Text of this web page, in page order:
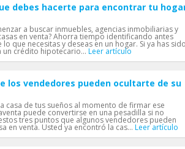
debes hacerte para encontrar tu
a buscar inmuebles, agencias inmobiliarias y
en venta? Ahorra tiempo identificando antes
lo que necesitas y deseas en un hogar. Si ya has
crédito hipotecario... Leer artículo
los vendedores pueden ocultarte de su
casa de tus sueños al momento de firmar ese
puede convertirse en una pesadilla si no
tres puntos que algunos vendedores pueden
en venta. Usted ya encontró la cas... Leer artículo